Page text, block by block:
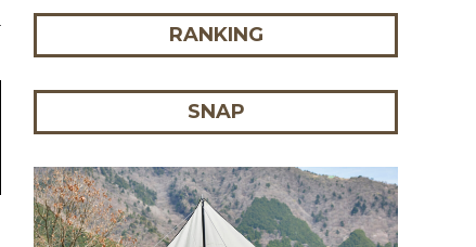
RANKING
SNAP